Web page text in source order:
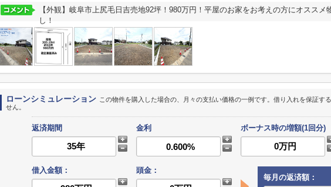
【外観】岐阜市上尻毛日吉売地92坪！980万円！平屋のお家をお考えの方にオススメ
し！
ローンシミュレーション この物件を購入した場合の、月々の支払い価格の一例です。借り入れを保証す
せん。
返済期間 金利 ボーナス時の増額(1回分)
借入金額：
頭金：
毎月の返済額：